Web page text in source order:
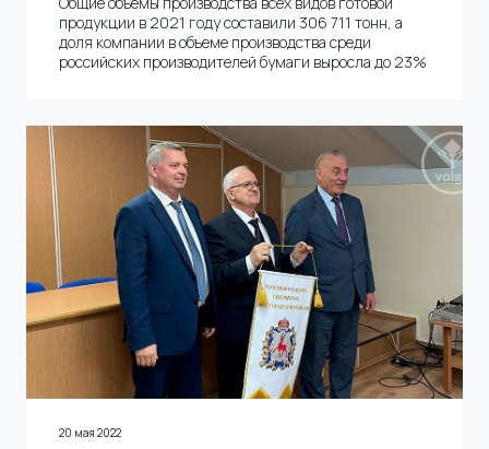
продукции в 2021 году составили 306 711 тонн, а
доля компании в объеме производства среди
российских производителей бумаги выросла до 23%
20 мая 2022